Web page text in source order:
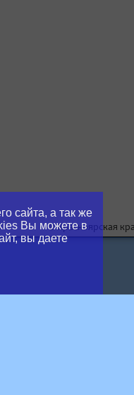
сайта, а так же
Вы можете в
вы даете
© Красноярская